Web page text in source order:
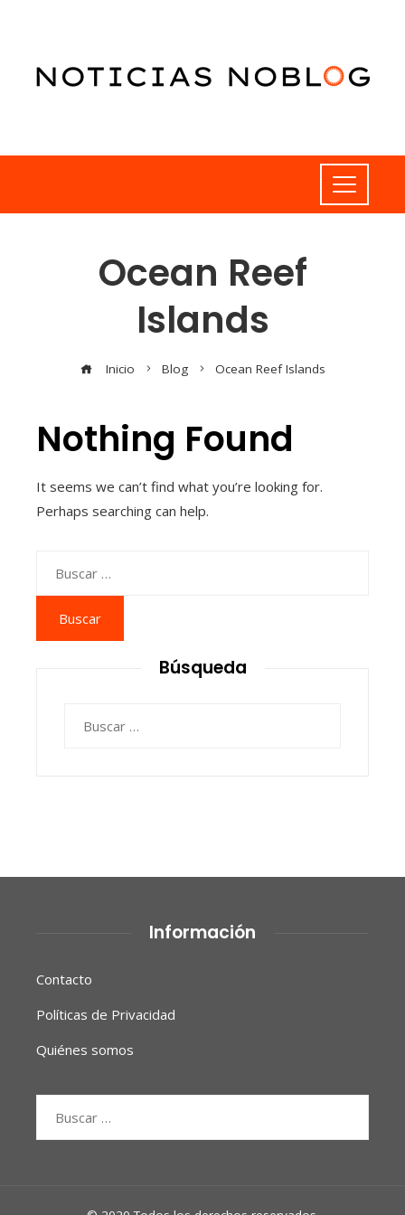
Ocean Reef
Islands
Inicio Blog Ocean Reef Islands
Nothing Found
It seems we can’t find what you’re looking for.
Perhaps searching can help.
Búsqueda
Información
Contacto
Políticas de Privacidad
Quiénes somos